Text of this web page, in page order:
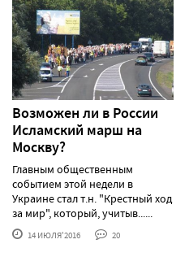
Возможен ли в России
Исламский марш на
Москву?
Главным общественным
событием этой недели в
Украине стал т.н. "Крестный ход
за мир", который, учитыв......
14 ИЮЛЯ'2016 20